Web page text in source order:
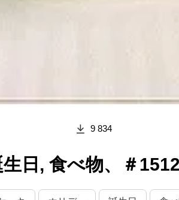
9 834
日, 食べ物、＃